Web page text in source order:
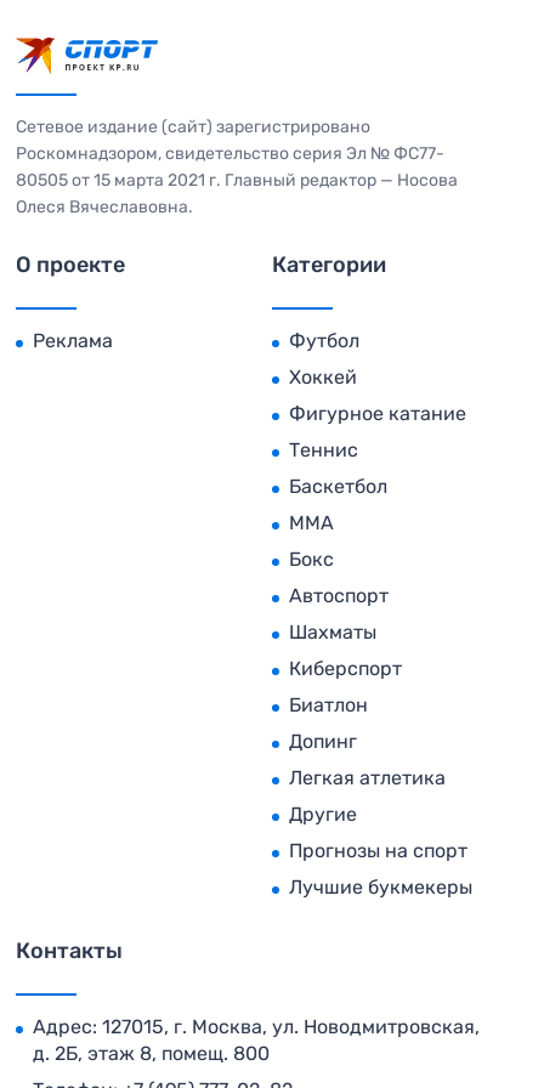
Сетевое издание (сайт) зарегистрировано
Роскомнадзором, свидетельство серия Эл № ФС77-
80505 от 15 марта 2021 г. Главный редактор — Носова
Олеся Вячеславовна.
О проекте
Реклама
Категории
Футбол
Хоккей
Фигурное катание
Теннис
Баскетбол
MMA
Бокс
Автоспорт
Шахматы
Киберспорт
Биатлон
Допинг
Легкая атлетика
Другие
Прогнозы на спорт
Лучшие букмекеры
Контакты
Адрес: 127015, г. Москва, ул. Новодмитровская,
д. 2Б, этаж 8, помещ. 800